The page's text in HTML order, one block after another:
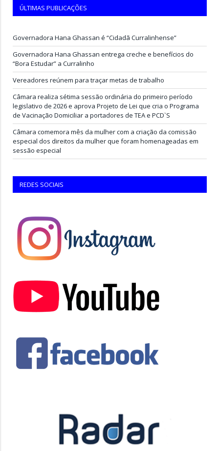
ÚLTIMAS PUBLICAÇÕES
Governadora Hana Ghassan é “Cidadã Curralinhense”
Governadora Hana Ghassan entrega creche e benefícios do
“Bora Estudar” a Curralinho
Vereadores reúnem para traçar metas de trabalho
Câmara realiza sétima sessão ordinária do primeiro período
legislativo de 2026 e aprova Projeto de Lei que cria o Programa
de Vacinação Domiciliar a portadores de TEA e PCD`S
Câmara comemora mês da mulher com a criação da comissão
especial dos direitos da mulher que foram homenageadas em
sessão especial
REDES SOCIAIS